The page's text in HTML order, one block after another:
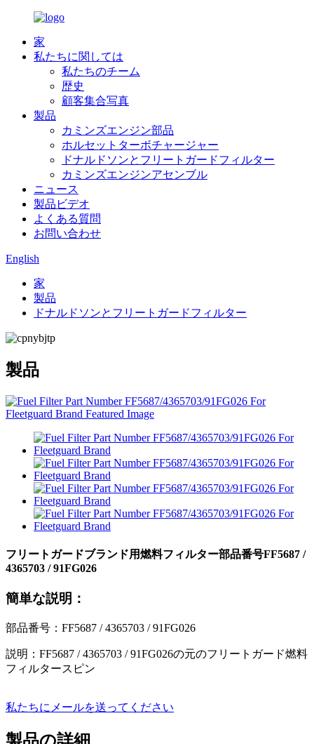
家
私たちに関しては
私たちのチーム
歴史
顧客集合写真
製品
カミンズエンジン部品
ホルセットターボチャージャー
ドナルドソンとフリートガードフィルター
カミンズエンジンアセンブル
ニュース
製品ビデオ
よくある質問
お問い合わせ
English
家
製品
ドナルドソンとフリートガードフィルター
製品
フリートガードブランド用燃料フィルター部品番号FF5687 /
4365703 / 91FG026
簡単な説明：
部品番号：FF5687 / 4365703 / 91FG026
説明：FF5687 / 4365703 / 91FG026の元のフリートガード燃料
フィルタースピン
私たちにメールを送ってください